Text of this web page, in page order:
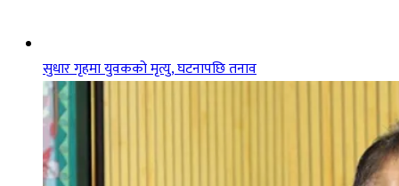
सुधार गृहमा युवकको मृत्यु, घटनापछि तनाव